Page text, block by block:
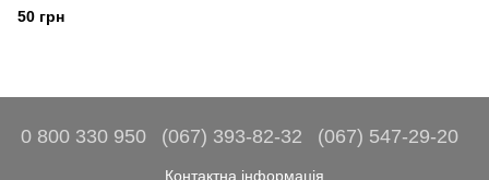
50 грн
0 800 330 950 (067) 393-82-32 (067) 547-29-20
Контактна інформація